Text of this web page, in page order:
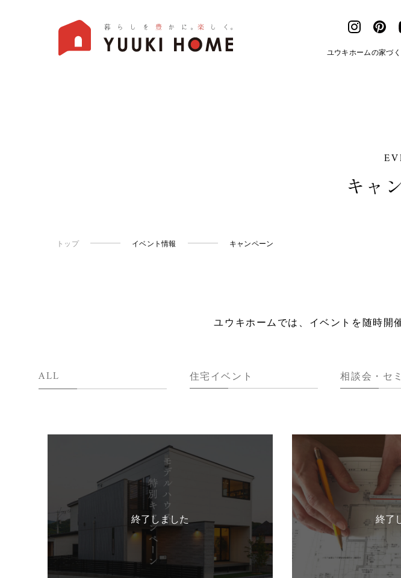
ユウキホームの家づく
キャ
トップ イベント情報 キャンペーン
ユウキホームでは、イベントを随時開
ALL 住宅イベント 相談会・セ
終了しました 終了